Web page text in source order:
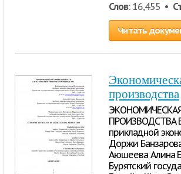
Слов: 16,455 •
Читать
производства
ПРОИЗВОДСТВА
прикладной
Доржи
Аюшеева Алина
Бурятский